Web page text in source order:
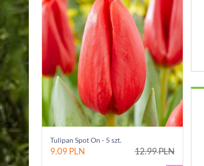
Tulipan Spot On - 5 szt.
9.09PLN 12.99PLN